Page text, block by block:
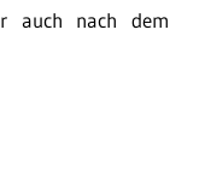
auch nach dem